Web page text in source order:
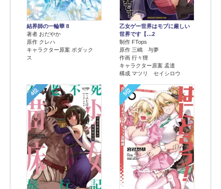
結界師の一輪華 8
著者 おだやか
原作 クレハ
キャラクター原案 ボダック
ス
乙女ゲー世界はモブに厳しい
世界です【…2
制作 FTops
原作 三嶋 与夢
作画 行々狸
キャラクター原案 孟達
構成 マツリ セイシロウ
4位 5位